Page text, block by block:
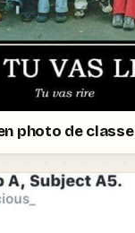
photo de classe